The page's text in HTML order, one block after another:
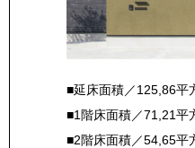
■延床面積／125,86平
■1階床面積／71,21平
■2階床面積／54,65平